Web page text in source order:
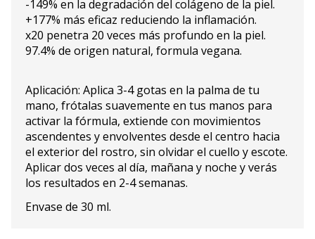
-149% en la degradación del colágeno de la piel.
+177% más eficaz reduciendo la inflamación.
x20 penetra 20 veces más profundo en la piel.
97.4% de origen natural, formula vegana.
Aplicación: Aplica 3-4 gotas en la palma de tu
mano, frótalas suavemente en tus manos para
activar la fórmula, extiende con movimientos
ascendentes y envolventes desde el centro hacia
el exterior del rostro, sin olvidar el cuello y escote.
Aplicar dos veces al día, mañana y noche y verás
los resultados en 2-4 semanas.
Envase de 30 ml.